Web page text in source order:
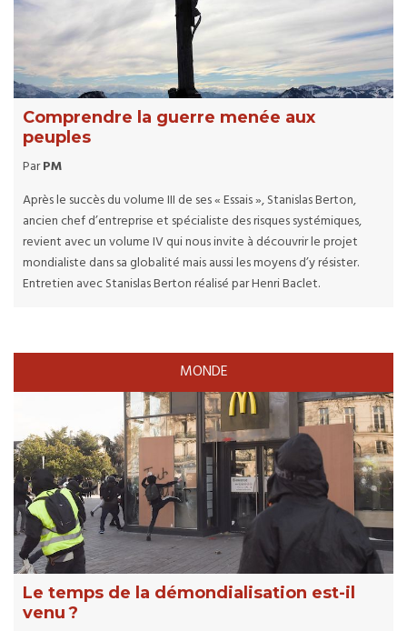
Comprendre la guerre menée aux
peuples
ParPM
Après le succès du volume III de ses « Essais », Stanislas Berton,
ancien chef d’entreprise et spécialiste des risques systémiques,
revient avec un volume IV qui nous invite à découvrir le projet
mondialiste dans sa globalité mais aussi les moyens d’y résister.
Entretien avec Stanislas Berton réalisé par Henri Baclet.
MONDE
Le temps de la démondialisation est-il
venu ?